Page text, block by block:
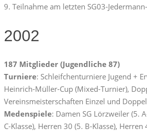
9. Teilnahme am letzten SG03-
2002
187 Mitglieder (Jugendliche 87)
Turniere: Schleifchenturniere Jugend +
Heinrich-Müller-Cup (Mixed-Turnier),
Vereinsmeisterschaften Einzel und Doppel
Medenspiele: Damen SG Lörzweiler (5.
C-Klasse), Herren 30 (5. B-Klasse), Herren